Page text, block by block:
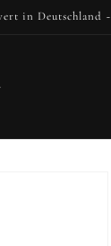
in Deutschland ~